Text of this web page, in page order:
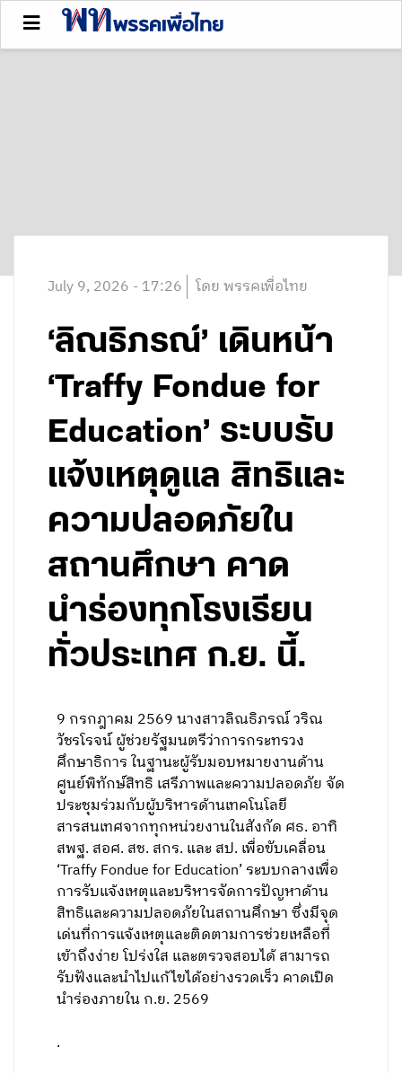
July 9, 2026 - 17:26 โดย พรรคเพื่อไทย
‘ลิณธิภรณ์’ เดินหน้า
‘Traffy Fondue for
Education’ ระบบรับ
แจ้งเหตุดูแล สิทธิและ
ความปลอดภัยใน
สถานศึกษา คาด
นำร่องทุกโรงเรียน
ทั่วประเทศ ก.ย. นี้.
9 กรกฎาคม 2569 นางสาวลิณธิภรณ์ วริณ
วัชรโรจน์ ผู้ช่วยรัฐมนตรีว่าการกระทรวง
ศึกษาธิการ ในฐานะผู้รับมอบหมายงานด้าน
ศูนย์พิทักษ์สิทธิ เสรีภาพและความปลอดภัย จัด
ประชุมร่วมกับผู้บริหารด้านเทคโนโลยี
สารสนเทศจากทุกหน่วยงานในสังกัด ศธ. อาทิ
สพฐ. สอศ. สช. สกร. และ สป. เพื่อขับเคลื่อน
‘Traffy Fondue for Education’ ระบบกลางเพื่อ
การรับแจ้งเหตุและบริหารจัดการปัญหาด้าน
สิทธิและความปลอดภัยในสถานศึกษา ซึ่งมีจุด
เด่นที่การแจ้งเหตุและติดตามการช่วยเหลือที่
เข้าถึงง่าย โปร่งใส และตรวจสอบได้ สามารถ
รับฟังและนำไปแก้ไขได้อย่างรวดเร็ว คาดเปิด
นำร่องภายใน ก.ย. 2569
.